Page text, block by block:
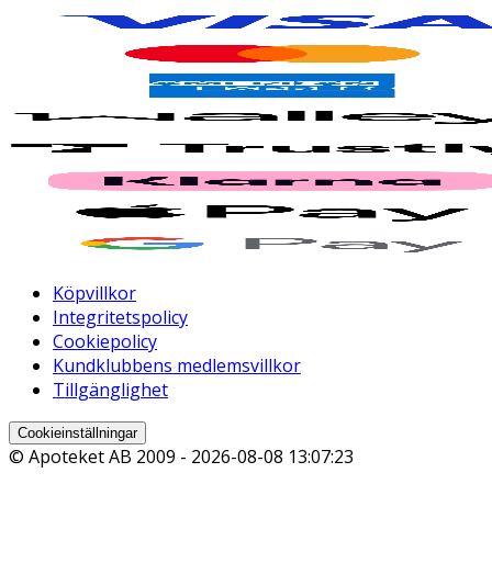
Köpvillkor
Integritetspolicy
Cookiepolicy
Kundklubbens medlemsvillkor
Tillgänglighet
Cookieinställningar
© Apoteket AB 2009 - 2026-08-08 13:07:23